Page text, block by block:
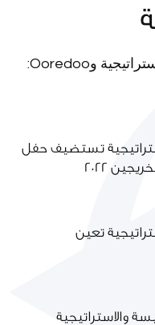
شركة معالجة المعادن النفيسةوالاستراتيجية وOoredoo:
تستضيف حفل
2022
تعين
والاستراتيجية